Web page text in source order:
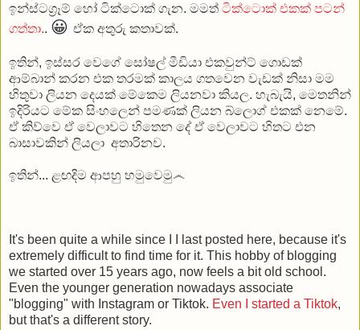
ඉන්ස්ටග්‍රෑම් හෝ ටික්ටොක් ගැන. මමත් ටික්ටොක් එකක් පටන්
ගත්තා.. 😀 ඒක අතුරු කතාවක්.
ඉතින්, ඉස්සර වෙගේ සෝෂල් මීඩියා එකවුන්ට් ගොඩක්
ආම්බාන් කරන එක තරමක් කාලය ගතවෙන වැඩක් නිසා මම
හිතුවා ලියන දෙයක් මේකෙම ලියනවා කියල. හැබැයි, මෙතනින්
ඉදිරියට මේක සිංහලෙන් පමණක් ලියන බ්ලොග් එකක් නෙමේ.
ඒ කිව්වෙ ඒ වෙලාවට හිතෙන දේ ඒ වෙලාවට හිතට එන
බාසාවකින් ලියලා අතාරිනව.
ඉතින්... ළඟදිම ආපහු හමුවෙමු෴
It's been quite a while since I I last posted here, because it's
extremely difficult to find time for it. This hobby of blogging
we started over 15 years ago, now feels a bit old school.
Even the younger generation nowadays associate
"blogging" with Instagram or Tiktok. Even I started a Tiktok,
but that's a different story.